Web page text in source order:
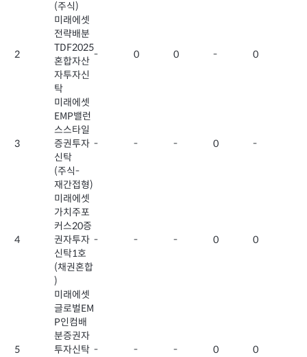
(주식)
2
미래에셋
전략배분
TDF2025
혼합자산
자투자신
탁
- 0 0 - 0
3
미래에셋
EMP밸런
스스타일
증권투자
신탁
(주식-
재간접형)
- - - 0 -
4
미래에셋
가치주포
커스20증
권자투자
신탁1호
(채권혼합
)
- - - 0 0
5
미래에셋
글로벌EM
P인컴배
분증권자
투자신탁 - - - 0 0